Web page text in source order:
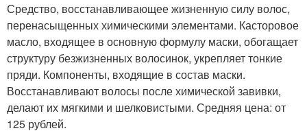
Средство, восстанавливающее жизненную силу волос,
перенасыщенных химическими элементами. Касторовое
масло, входящее в основную формулу маски, обогащает
структуру безжизненных волосинок, укрепляет тонкие
пряди. Компоненты, входящие в состав маски.
Восстанавливают волосы после химической завивки,
делают их мягкими и шелковистыми. Средняя цена: от
125 рублей.